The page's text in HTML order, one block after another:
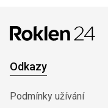
Odkazy
Podmínky užívání